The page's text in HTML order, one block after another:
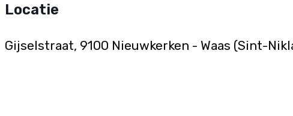
Locatie
Gijselstraat, 9100 Nieuwkerken - Waas (Sint-